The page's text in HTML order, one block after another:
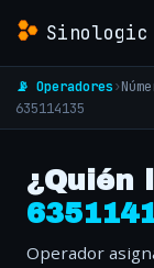
Sinologic
📡 Operadores›
635114135
¿Quién
Operador